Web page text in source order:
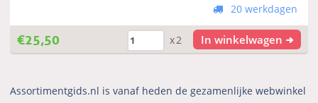
20 werkdagen
€25,50 x2 In winkelwagen
Assortimentgids.nl is vanaf heden de gezamenlijke webwinkel